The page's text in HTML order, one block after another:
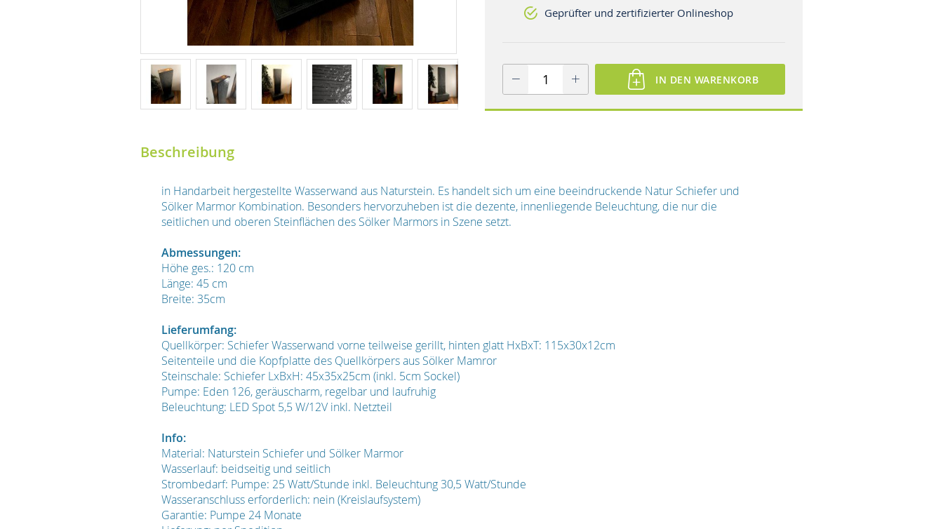
Geprüfter und zertifizierter Onlineshop
IN DEN WARENKORB
Beschreibung
in Handarbeit hergestellte Wasserwand aus Naturstein. Es handelt sich um eine beeindruckende Natur Schiefer und
Sölker Marmor Kombination. Besonders hervorzuheben ist die dezente, innenliegende Beleuchtung, die nur die
seitlichen und oberen Steinflächen des Sölker Marmors in Szene setzt.
Abmessungen:
Höhe ges.: 120 cm
Länge: 45 cm
Breite: 35cm
Lieferumfang:
Quellkörper: Schiefer Wasserwand vorne teilweise gerillt, hinten glatt HxBxT: 115x30x12cm
Seitenteile und die Kopfplatte des Quellkörpers aus Sölker Mamror
Steinschale: Schiefer LxBxH: 45x35x25cm (inkl. 5cm Sockel)
Pumpe: Eden 126, geräuscharm, regelbar und laufruhig
Beleuchtung: LED Spot 5,5 W/12V inkl. Netzteil
Info:
Material: Naturstein Schiefer und Sölker Marmor
Wasserlauf: beidseitig und seitlich
Strombedarf: Pumpe: 25 Watt/Stunde inkl. Beleuchtung 30,5 Watt/Stunde
Wasseranschluss erforderlich: nein (Kreislaufsystem)
Garantie: Pumpe 24 Monate